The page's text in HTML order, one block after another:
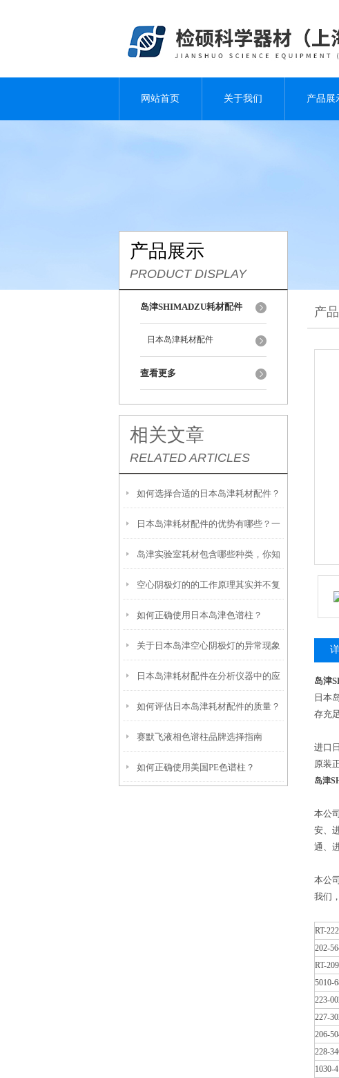
网站首页 关于我们 产品展
产品展示
PRODUCT DISPLAY
岛津SHIMADZU耗材配件
日本岛津耗材配件
查看更多
相关文章
RELATED ARTICLES
如何选择合适的日本岛津耗材配件？
日本岛津耗材配件的优势有哪些？一
文带你了解
岛津实验室耗材包含哪些种类，你知
道吗？
空心阴极灯的的工作原理其实并不复
杂，看完你就明白了
如何正确使用日本岛津色谱柱？
关于日本岛津空心阴极灯的异常现象
及处理方法
日本岛津耗材配件在分析仪器中的应
用
如何评估日本岛津耗材配件的质量？
有哪些关键指标？
赛默飞液相色谱柱品牌选择指南
如何正确使用美国PE色谱柱？
产
岛津
日本
存充足
进口
原装
岛津
本公
安、
通、
本公
我们
RT-
202-
RT-
5010-
223-
227-
206-
228-
1030-